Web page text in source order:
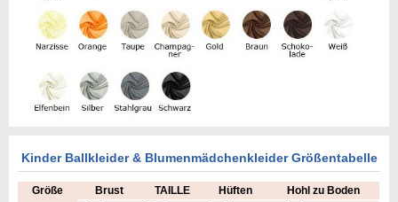
Kinder Ballkleider & Blumenmädchenkleider Größentabelle
Größe Brust TAILLE Hüften
Hohl zu Boden